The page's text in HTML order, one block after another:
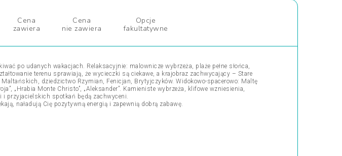
Cena
zawiera
Cena
nie zawiera
Opcje
fakultatywne
po udanych wakacjach. Relaksacyjnie: malownicze wybrzeża, plaże pełne słońca,
terenu sprawiają, że wycieczki są ciekawe, a krajobraz zachwycający – Stare
dziedzictwo Rzymian, Fenicjan, Brytyjczyków. Widokowo-spacerowo: Maltę
„Hrabia Monte Christo”, „Aleksander”. Kamieniste wybrzeża, klifowe wzniesienia,
i przyjacielskich spotkań będą zachwyceni.
naładują Cię pozytywną energią i zapewnią dobrą zabawę.